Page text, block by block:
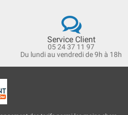
Service Client
05 24 37 11 97
Du lundi au vendredi de 9h à 18h